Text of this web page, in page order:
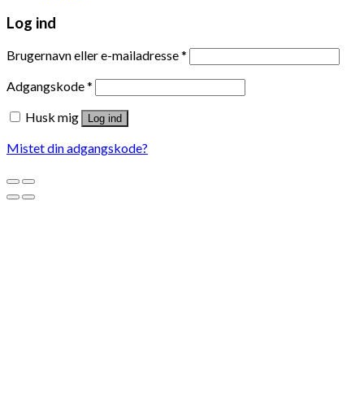
Log ind
Brugernavn eller e-mailadresse*
Adgangskode*
Husk mig
Log ind
Mistet din adgangskode?